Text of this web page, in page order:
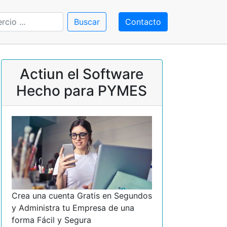
Contacto
Actiun el Software
Hecho para PYMES
Crea una cuenta Gratis en Segundos
y Administra tu Empresa de una
forma Fácil y Segura